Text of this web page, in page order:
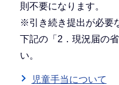
則不要になります。
※引き続き提出が必要
下記の「2．現況届の
い。
児童手当について